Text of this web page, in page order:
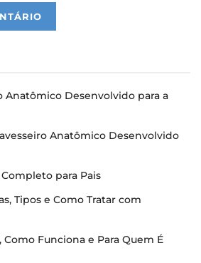
Anatômico Desenvolvido para a
Anatômico Desenvolvido
para Pais
Tipos e Como Tratar com
Como Funciona e Para Quem É